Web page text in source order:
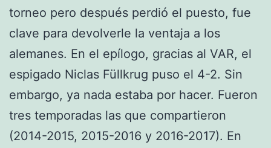
torneo pero después perdió el puesto, fue
clave para devolverle la ventaja a los
alemanes. En el epílogo, gracias al VAR, el
espigado Niclas Füllkrug puso el 4-2. Sin
embargo, ya nada estaba por hacer. Fueron
tres temporadas las que compartieron
(2014-2015, 2015-2016 y 2016-2017). En